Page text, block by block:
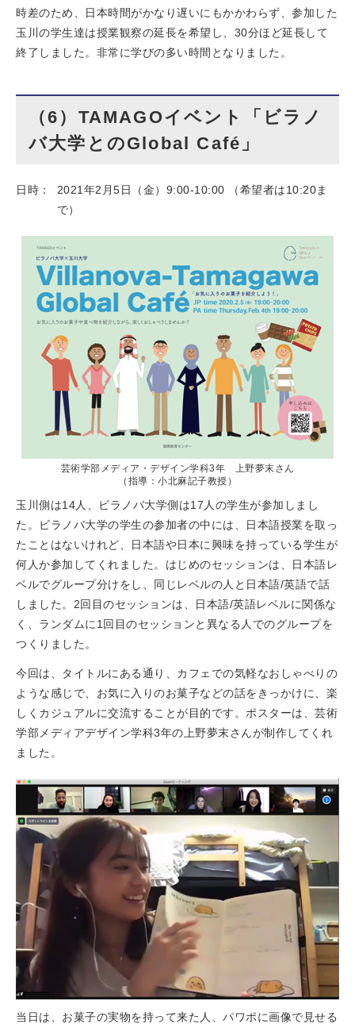
時差のため、日本時間がかなり遅いにもかかわらず、参加した
玉川の学生達は授業観察の延長を希望し、30分ほど延長して
終了しました。非常に学びの多い時間となりました。
（6）TAMAGOイベント「ビラノ
バ大学とのGlobal Café」
日時：
2021年2月5日（金）9:00-10:00 （希望者は10:20ま
で）
芸術学部メディア・デザイン学科3年 上野夢末さん
（指導：小北麻記子教授）
玉川側は14人、ビラノバ大学側は17人の学生が参加しまし
た。ビラノバ大学の学生の参加者の中には、日本語授業を取っ
たことはないけれど、日本語や日本に興味を持っている学生が
何人か参加してくれました。はじめのセッションは、日本語レ
ベルでグループ分けをし、同じレベルの人と日本語/英語で話
しました。2回目のセッションは、日本語/英語レベルに関係な
く、ランダムに1回目のセッションと異なる人でのグループを
つくりました。
今回は、タイトルにある通り、カフェでの気軽なおしゃべりの
ような感じで、お気に入りのお菓子などの話をきっかけに、楽
しくカジュアルに交流することが目的です。ポスターは、芸術
学部メディアデザイン学科3年の上野夢末さんが制作してくれ
ました。
当日は、お菓子の実物を持って来た人、パワポに画像で見せる